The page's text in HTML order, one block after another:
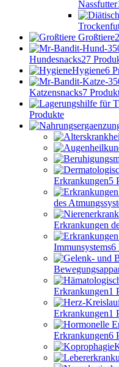
Nassfutter
Großtiere
Hundesnacks27
Hygiene6
Katzensnacks7
Produkte
Erkrankungen5
des
Erkrankungen
Immunsystems6
Erkrankungen1
Erkrankungen1
Erkrankungen6